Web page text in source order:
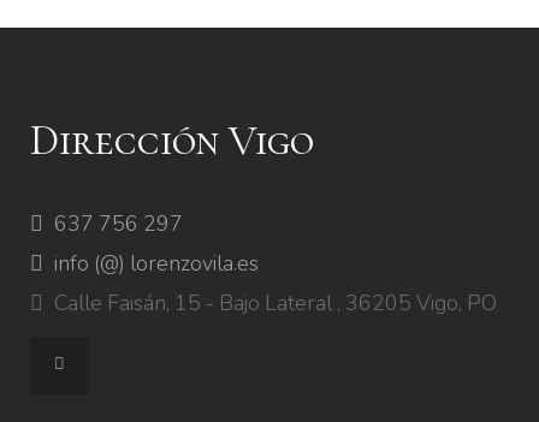
Dirección Vigo
637 756 297
info (@) lorenzovila.es
Calle Faisán, 15 - Bajo Lateral , 36205 Vigo, PO